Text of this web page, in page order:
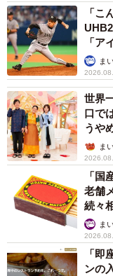
「こ
「ア
か」ま
世界
口で
うや
ん】ま
「国
老舗
続々
ま
「即
ンの